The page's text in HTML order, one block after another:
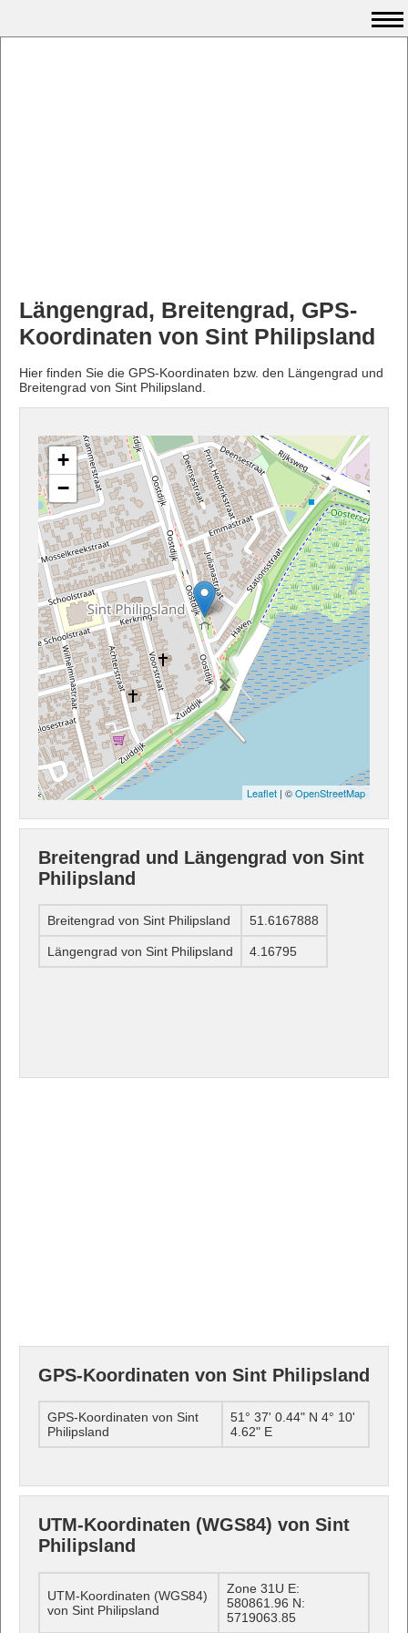
Längengrad, Breitengrad, GPS-
Koordinaten von Sint Philipsland
Hier finden Sie die GPS-Koordinaten bzw. den Längengrad und
Breitengrad von Sint Philipsland.
+
−
Leaflet | ©OpenStreetMap
Breitengrad und Längengrad von Sint
Philipsland
Breitengrad von Sint Philipsland 51.6167888
Längengrad von Sint Philipsland 4.16795
GPS-Koordinaten von Sint Philipsland
GPS-Koordinaten von Sint
Philipsland
51° 37' 0.44" N 4° 10'
4.62" E
UTM-Koordinaten (WGS84) von Sint
Philipsland
UTM-Koordinaten (WGS84)
von Sint Philipsland
Zone 31U E:
580861.96 N:
5719063.85